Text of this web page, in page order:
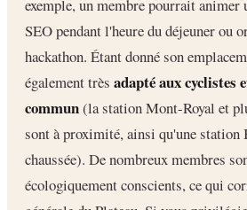
exemple, un membre pourrait animer
SEO pendant l'heure du déjeuner ou
hackathon. Étant donné son
également très adapté aux cyclistes
commun(la station Mont-Royal et
sont à proximité, ainsi qu'une
chaussée). De nombreux membres
écologiquement conscients, ce qui